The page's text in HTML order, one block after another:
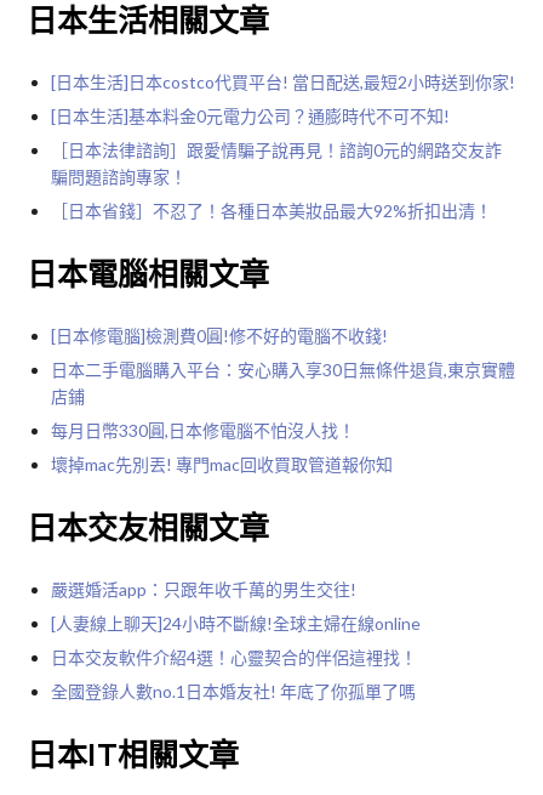
日本生活相關文章
[日本生活]日本costco代買平台! 當日配送,最短2小時送到你家!
[日本生活]基本料金0元電力公司？通膨時代不可不知!
［日本法律諮詢］跟愛情騙子說再見！諮詢0元的網路交友詐
騙問題諮詢專家！
［日本省錢］不忍了！各種日本美妝品最大92%折扣出清！
日本電腦相關文章
[日本修電腦]檢測費0圓!修不好的電腦不收錢!
日本二手電腦購入平台：安心購入享30日無條件退貨,東京實體
店鋪
每月日幣330圓,日本修電腦不怕沒人找！
壞掉mac先別丟! 專門mac回收買取管道報你知
日本交友相關文章
嚴選婚活app：只跟年收千萬的男生交往!
[人妻線上聊天]24小時不斷線!全球主婦在線online
日本交友軟件介紹4選！心靈契合的伴侶這裡找！
全國登錄人數no.1日本婚友社! 年底了你孤單了嗎
日本IT相關文章